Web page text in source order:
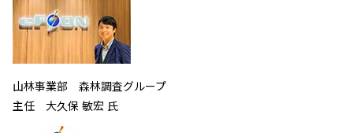
山林事業部 森林調査グループ
主任 大久保 敏宏 氏